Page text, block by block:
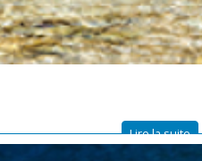
Lire la suite